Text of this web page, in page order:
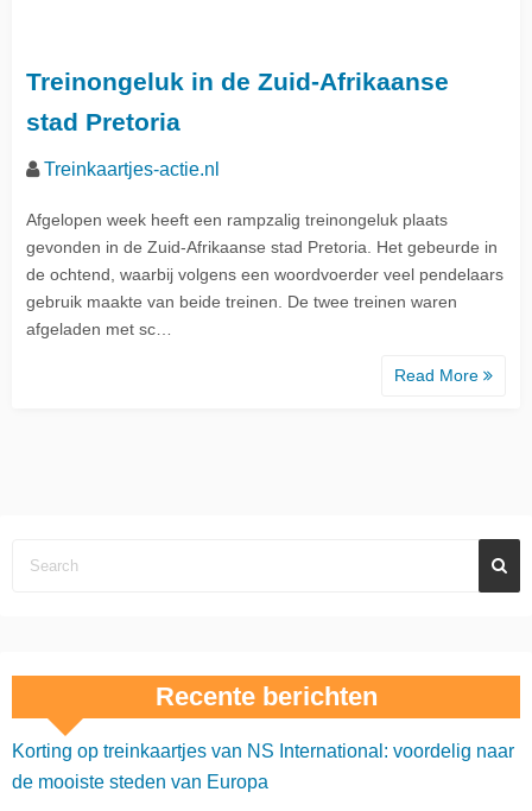
Treinongeluk in de Zuid-Afrikaanse
stad Pretoria
Treinkaartjes-actie.nl
Afgelopen week heeft een rampzalig treinongeluk plaats
gevonden in de Zuid-Afrikaanse stad Pretoria. Het gebeurde in
de ochtend, waarbij volgens een woordvoerder veel pendelaars
gebruik maakte van beide treinen. De twee treinen waren
afgeladen met sc…
Read More
Recente berichten
Korting op treinkaartjes van NS International: voordelig naar
de mooiste steden van Europa